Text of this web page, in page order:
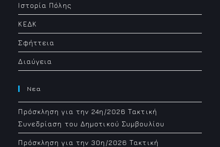
Ιστορία Πόλης
ΚΕΔΚ
Σφήττεια
Διαύγεια
Νεα
Πρόσκληση για την 24η/2026 Τακτική
Συνεδρίαση του Δημοτικού Συμβουλίου
Πρόσκληση για την 30η/2026 Τακτική